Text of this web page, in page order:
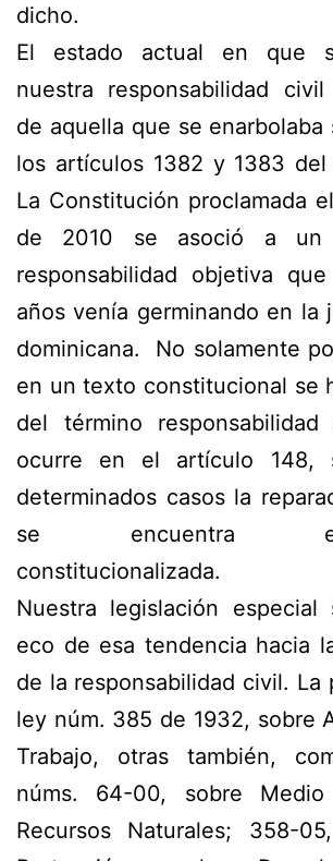
dicho.
El estado actual en que
nuestra responsabilidad
de aquella que se enarbolaba
los artículos 1382 y 1383
La Constitución proclamada
de 2010 se asoció a un
responsabilidad objetiva
años venía germinando en la
dominicana. No solamente
en un texto constitucional se
del término
ocurre en el artículo 148,
determinados casos la
se encuentra
constitucionalizada.
Nuestra legislación
eco de esa tendencia hacia
de la responsabilidad civil. La
ley núm. 385 de 1932, sobre
Trabajo, otras también,
núms. 64-00, sobre
Recursos Naturales; 358-